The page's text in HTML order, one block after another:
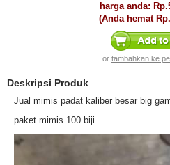
harga anda:
(Anda hemat
or tambahkan ke
Deskripsi Produk
Jual mimis padat kaliber besar big
paket mimis 100 biji